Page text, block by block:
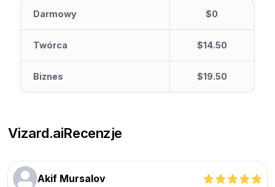
Darmowy $0
Twórca $14.50
Biznes $19.50
Vizard.aiRecenzje
Akif Mursalov